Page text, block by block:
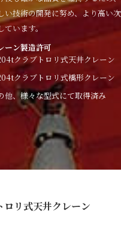
い技術の開発に努め、より高い
ています。
ーン製造許可
クラブトロリ式天井クレーン
クラブトロリ式橋形クレーン
他、様々な型式にて取得済み
ロリ式天井クレーン